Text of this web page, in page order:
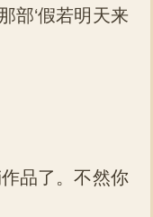
‘假若明天来
品了。不然你